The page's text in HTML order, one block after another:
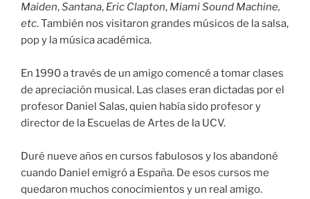
Maiden,Santana, Eric Clapton, Miami Sound Machine,
etc. También nos visitaron grandes músicos de la salsa,
pop y la música académica.
En 1990 a través de un amigo comencé a tomar clases
de apreciación musical. Las clases eran dictadas por el
profesor Daniel Salas, quien había sido profesor y
director de la Escuelas de Artes de la UCV.
Duré nueve años en cursos fabulosos y los abandoné
cuando Daniel emigró a España. De esos cursos me
quedaron muchos conocimientos y un real amigo.